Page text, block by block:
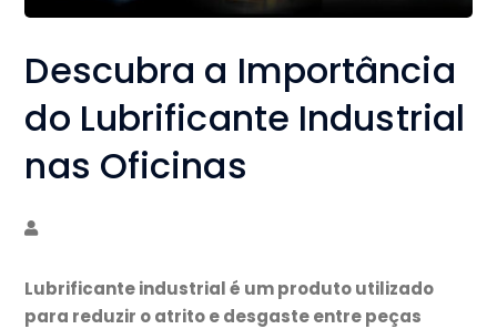
Descubra a Importância
do Lubrificante Industrial
nas Oficinas
Lubrificante industrial é um produto utilizado
para reduzir o atrito e desgaste entre peças